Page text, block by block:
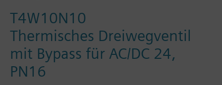
T4W10N10
Thermisches Dreiwegventil
mit Bypass für AC/DC 24,
PN16